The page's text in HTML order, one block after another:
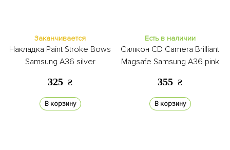
Заканчивается
Накладка Paint Stroke Bows
Samsung A36 silver
325 ₴
В корзину
Есть в наличии
Силікон CD Camera Brilliant
Magsafe Samsung A36 pink
355 ₴
В корзину